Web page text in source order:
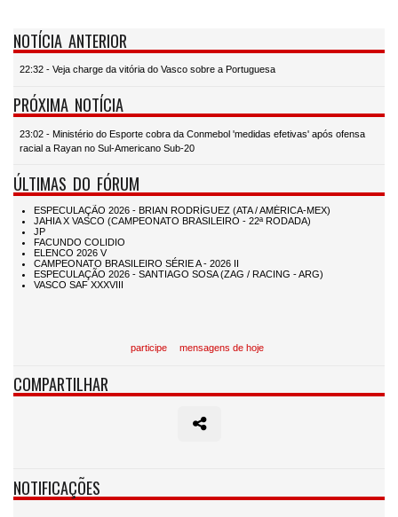
NOTÍCIA ANTERIOR
22:32 - Veja charge da vitória do Vasco sobre a Portuguesa
PRÓXIMA NOTÍCIA
23:02 - Ministério do Esporte cobra da Conmebol 'medidas efetivas' após ofensa
racial a Rayan no Sul-Americano Sub-20
ÚLTIMAS DO FÓRUM
participe mensagens de hoje
COMPARTILHAR
NOTIFICAÇÕES